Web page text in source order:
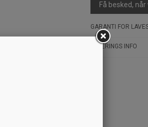
Få besked,
GARANTI FOR
LEVERINGS INFO